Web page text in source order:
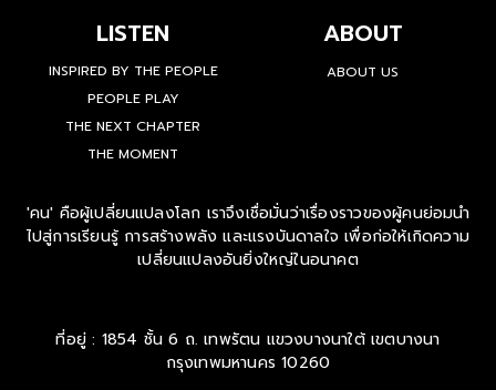
LISTEN
INSPIRED BY THE PEOPLE
PEOPLE PLAY
THE NEXT CHAPTER
THE MOMENT
ABOUT
ABOUT US
'คน' คือผู้เปลี่ยนแปลงโลก เราจึงเชื่อมั่นว่าเรื่องราวของผู้คนย่อมนำ
ไปสู่การเรียนรู้ การสร้างพลัง และแรงบันดาลใจ เพื่อก่อให้เกิดความ
เปลี่ยนแปลงอันยิ่งใหญ่ในอนาคต
ที่อยู่ : 1854 ชั้น 6 ถ. เทพรัตน แขวงบางนาใต้ เขตบางนา
กรุงเทพมหานคร 10260